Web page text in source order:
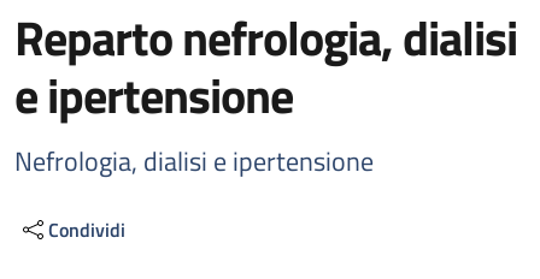
Reparto nefrologia, dialisi
e ipertensione
Nefrologia, dialisi e ipertensione
Condividi